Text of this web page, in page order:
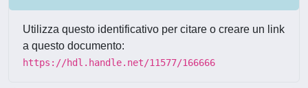
Utilizza questo identificativo per citare o creare un link
a questo documento:
https://hdl.handle.net/11577/166666